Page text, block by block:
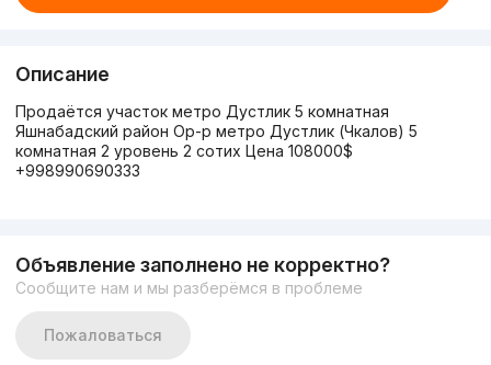
Описание
Продаётся участок метро Дустлик 5 комнатная
Яшнабадский район Ор-р метро Дустлик (Чкалов) 5
комнатная 2 уровень 2 сотих Цена 108000$
+998990690333
Объявление заполнено не корректно?
Сообщите нам и мы разберёмся в проблеме
Пожаловаться